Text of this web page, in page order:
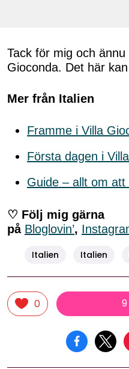
Tack för mig och
Gioconda. Det här
Mer från Italien
Framme i Villa
Första dagen i
Guide – allt om
♡ Följ mig gärna
på Bloglovin’,
Italien Italien
0